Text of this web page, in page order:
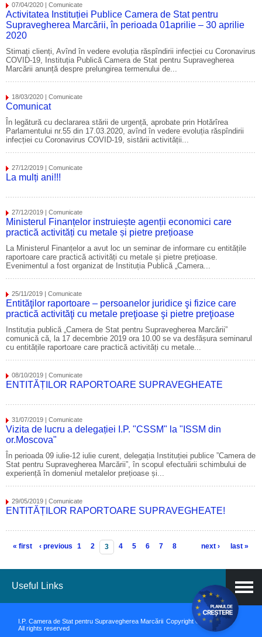
07/04/2020 | Comunicate
Activitatea Instituției Publice Camera de Stat pentru
Supravegherea Marcării, în perioada 01aprilie – 30 aprilie
2020
Stimați clienți, Avînd în vedere evoluția răspîndirii infecției cu Coronavirus
COVID-19, Instituția Publică Camera de Stat pentru Supravegherea
Marcării anunță despre prelungirea termenului de...
18/03/2020 | Comunicate
Comunicat
În legătură cu declararea stării de urgență, aprobate prin Hotărîrea
Parlamentului nr.55 din 17.03.2020, avînd în vedere evoluția răspîndirii
infecției cu Coronavirus COVID-19, sistării activității...
27/12/2019 | Comunicate
La mulți ani!!!
27/12/2019 | Comunicate
Ministerul Finanțelor instruiește agenții economici care
practică activități cu metale și pietre prețioase
La Ministerul Finanțelor a avut loc un seminar de informare cu entitățile
raportoare care practică activități cu metale și pietre prețioase.
Evenimentul a fost organizat de Instituția Publică „Camera...
25/11/2019 | Comunicate
Entităţilor raportoare – persoanelor juridice şi fizice care
practică activităţi cu metale preţioase şi pietre preţioase
Instituția publică „Camera de Stat pentru Supravegherea Marcării”
comunică că, la 17 decembrie 2019 ora 10.00 se va desfășura seminarul
cu entitățile raportoare care practică activități cu metale...
08/10/2019 | Comunicate
ENTITĂȚILOR RAPORTOARE SUPRAVEGHEATE
31/07/2019 | Comunicate
Vizita de lucru a delegației I.P. "CSSM" la "ISSM din
or.Moscova"
În perioada 09 iulie-12 iulie curent, delegația Instituției publice ”Camera de
Stat pentru Supravegherea Marcării”, în scopul efectuării schimbului de
experiență în domeniul metalelor prețioase și...
29/05/2019 | Comunicate
ENTITĂȚILOR RAPORTOARE SUPRAVEGHEATE!
« first ‹ previous 1 2 3 4 5 6 7 8 next › last »
Useful Links
I.P. Camera de Stat pentru Supravegherea Marcării Copyright © 2026.
All rights reserved